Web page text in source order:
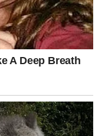
počinje gubiti